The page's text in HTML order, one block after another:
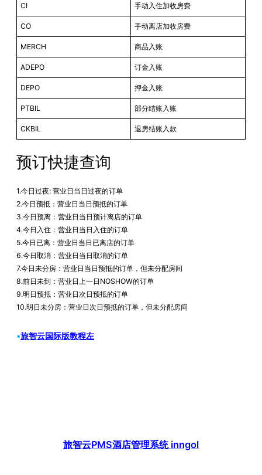
CI 手动入住加收房费
CO 手动离店加收房费
MERCH 商品入账
ADEPO 订金入账
DEPO 押金入账
PTBIL 部分结账入账
CKBIL 退房结账入款
预订快捷查询
1.今日过夜: 营业日当日过夜的订单
2.今日预抵：营业日当日预抵的订单
3.今日预离：营业日当日预计离店的订单
4.今日入住：营业日当日入住的订单
5.今日已离：营业日当日已离店的订单
6.今日取消：营业日当日取消的订单
7.今日未分房：营业日当日预抵的订单，但未分配房间
8.前日未到：营业日上一日NOSHOW的订单
9.明日预抵：营业日次日预抵的订单
10.明日未分房：营业日次日预抵的订单，但未分配房间
•旅智云国际版教程左
旅智云PMS酒店管理系统 inngol